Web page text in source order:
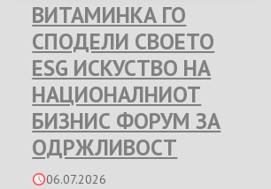
ВИТАМИНКА ГО
СПОДЕЛИ СВОЕТО
ESG ИСКУСТВО НА
НАЦИОНАЛНИОТ
БИЗНИС ФОРУМ ЗА
ОДРЖЛИВОСТ
06.07.2026